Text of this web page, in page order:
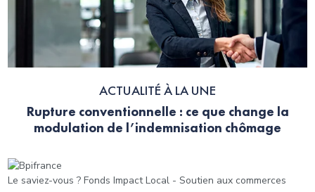
ACTUALITÉ À LA UNE
Rupture conventionnelle : ce que change la
modulation de l’indemnisation chômage
Le saviez-vous ?Fonds Impact Local - Soutien aux commerces